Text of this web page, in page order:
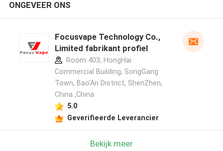
ONGEVEER ONS
Focusvape Technology Co.,
Limited fabrikant profiel
Room 403, HongHai
Commercial Building, SongGang
Town, Bao'An District, ShenZhen,
China ,China
5.0
Geverifieerde Leverancier
Bekijk meer